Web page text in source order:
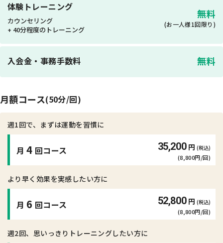
体験トレーニング
カウンセリング
+ 40分程度のトレーニング
無料
(お一人様1回限り)
入会金・事務手数料 無料
月額コース(50分/回)
週1回で、まずは運動を習慣に
月 4 回コース 35,200 円 (税込)
(8,800円/回)
より早く効果を実感したい方に
月 6 回コース 52,800 円 (税込)
(8,800円/回)
週2回、思いっきりトレーニングしたい方に